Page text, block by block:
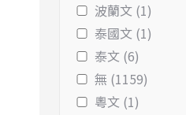
波蘭文 (1)
泰國文 (1)
泰文 (6)
無 (1159)
粵文 (1)